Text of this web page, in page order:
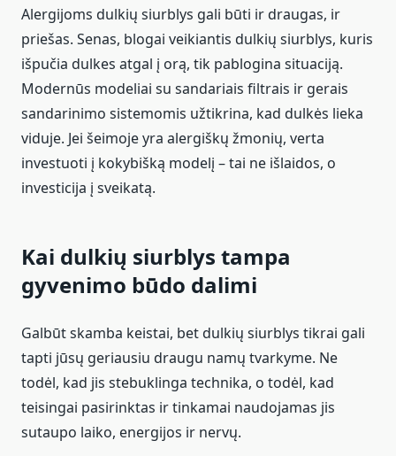
Alergijoms dulkių siurblys gali būti ir draugas, ir
priešas. Senas, blogai veikiantis dulkių siurblys, kuris
išpučia dulkes atgal į orą, tik pablogina situaciją.
Modernūs modeliai su sandariais filtrais ir gerais
sandarinimo sistemomis užtikrina, kad dulkės lieka
viduje. Jei šeimoje yra alergiškų žmonių, verta
investuoti į kokybišką modelį – tai ne išlaidos, o
investicija į sveikatą.
Kai dulkių siurblys tampa
gyvenimo būdo dalimi
Galbūt skamba keistai, bet dulkių siurblys tikrai gali
tapti jūsų geriausiu draugu namų tvarkyme. Ne
todėl, kad jis stebuklinga technika, o todėl, kad
teisingai pasirinktas ir tinkamai naudojamas jis
sutaupo laiko, energijos ir nervų.